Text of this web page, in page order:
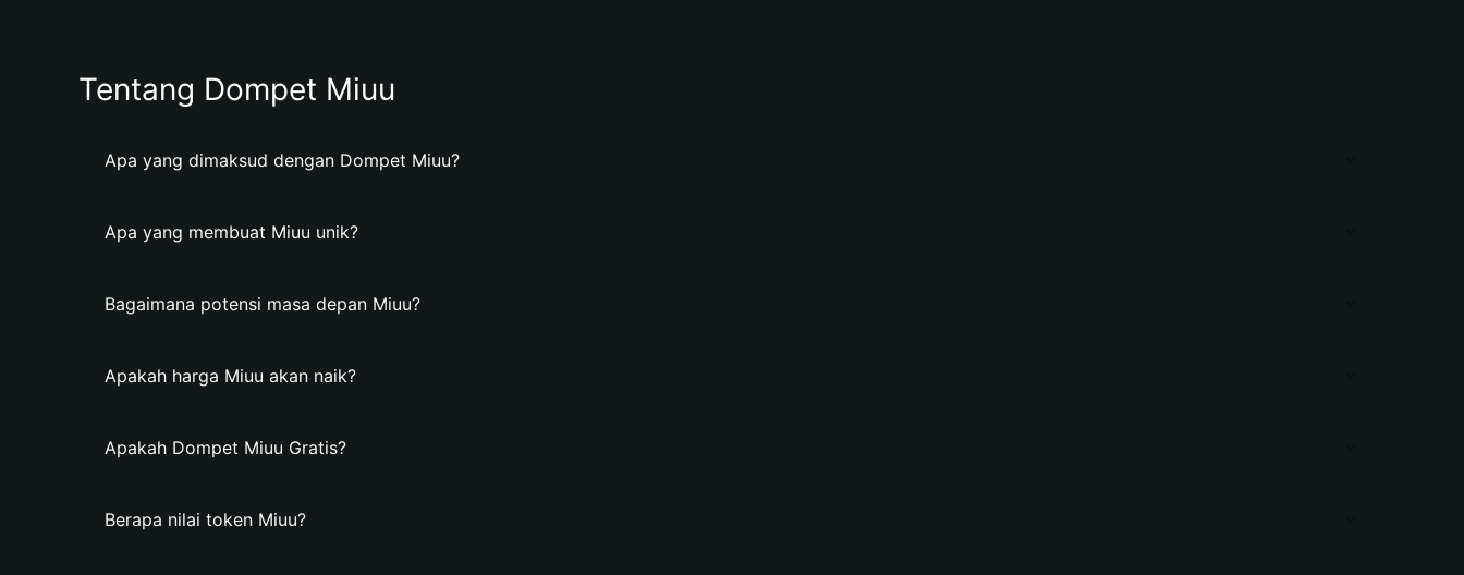
Tentang Dompet Miuu
Apa yang dimaksud dengan Dompet Miuu?
Apa yang membuat Miuu unik?
Bagaimana potensi masa depan Miuu?
Apakah harga Miuu akan naik?
Apakah Dompet Miuu Gratis?
Berapa nilai token Miuu?